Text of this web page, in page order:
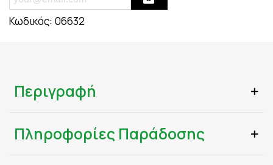
Κωδικός: 06632
Περιγραφή
Πληροφορίες Παράδοσης